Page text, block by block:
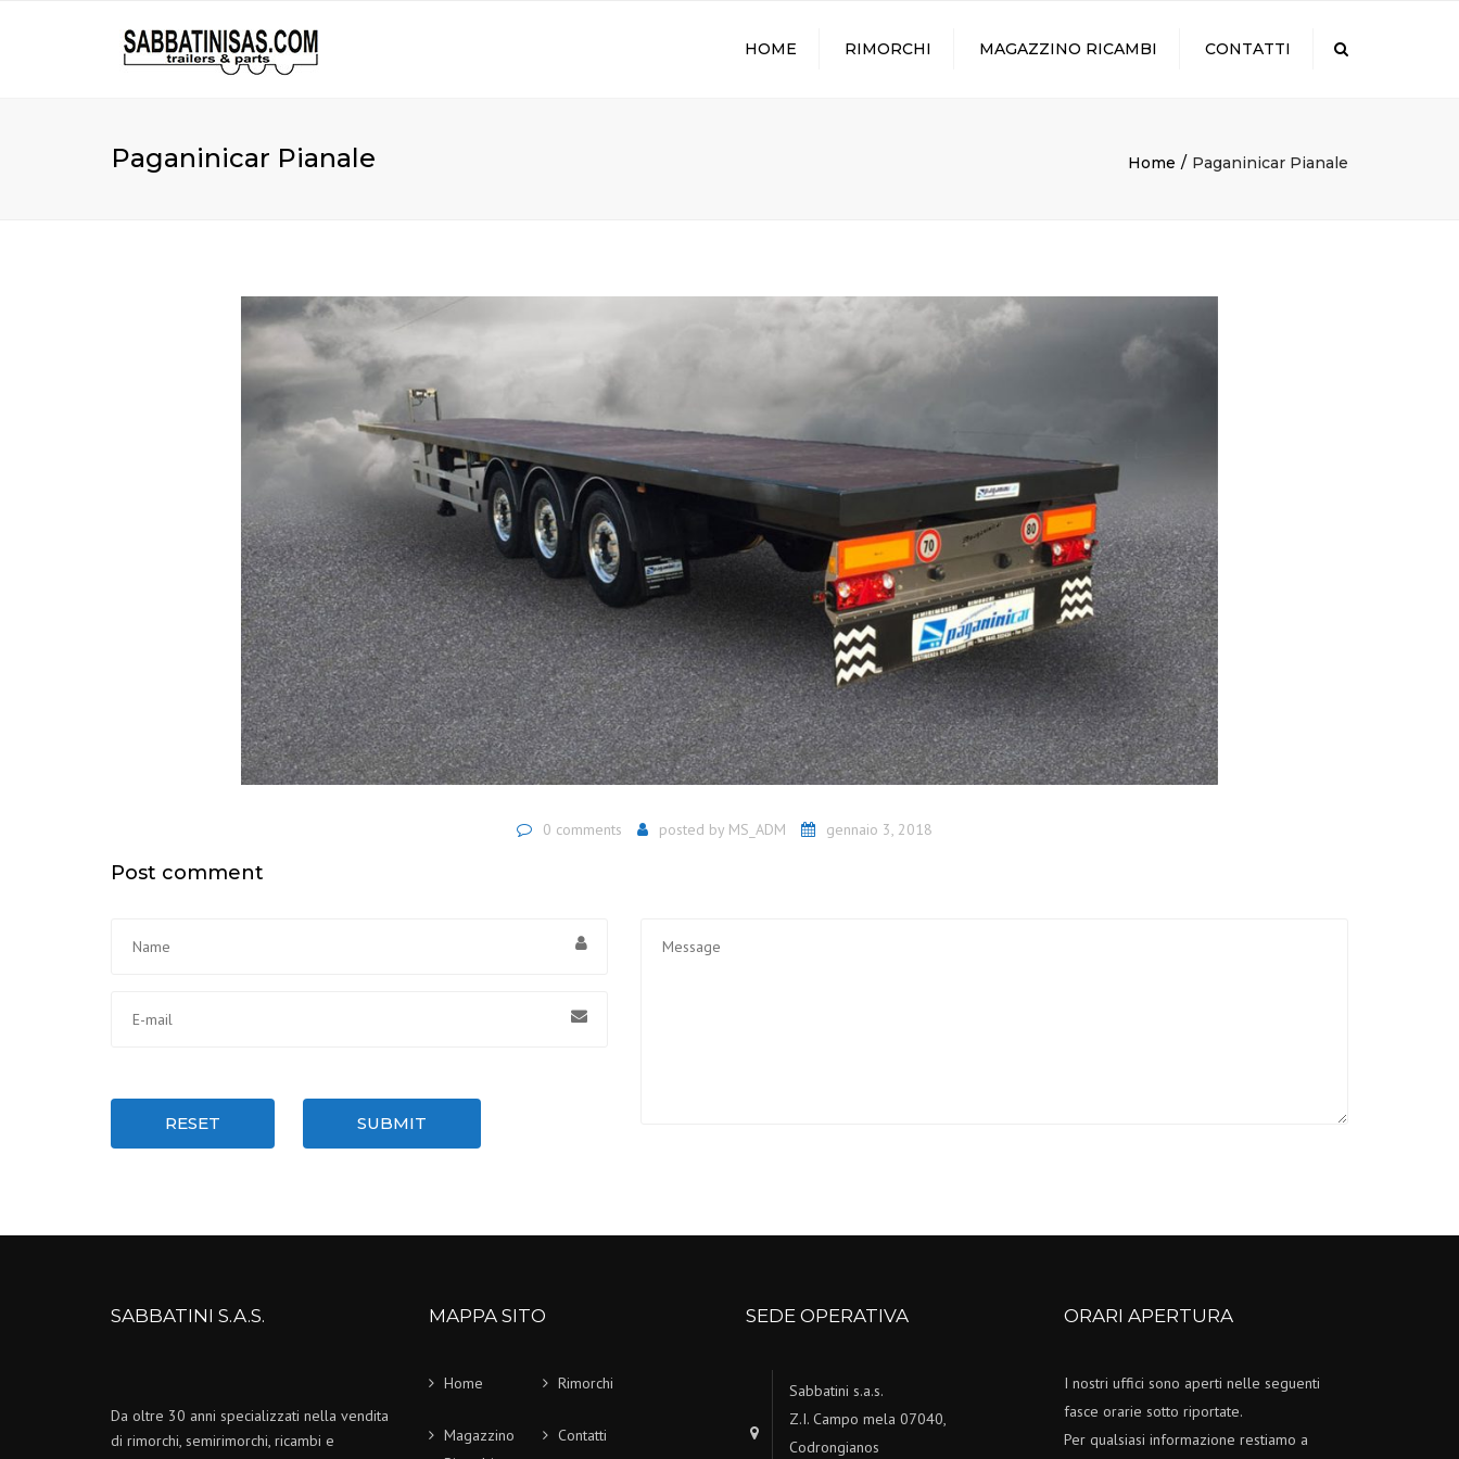
HOME RIMORCHI MAGAZZINO RICAMBI CONTATTI
Paganinicar Pianale Home Paganinicar Pianale
0 comments posted by MS_ADM gennaio 3, 2018
Post comment
RESET SUBMIT
SABBATINI S.A.S.
Da oltre 30 anni specializzati nella vendita
di rimorchi, semirimorchi, ricambi e
MAPPA SITO
Home Rimorchi
Magazzino
Contatti
SEDE OPERATIVA
Sabbatini s.a.s.
Z.I. Campo mela 07040,
Codrongianos
ORARI APERTURA
I nostri uffici sono aperti nelle seguenti
fasce orarie sotto riportate.
Per qualsiasi informazione restiamo a